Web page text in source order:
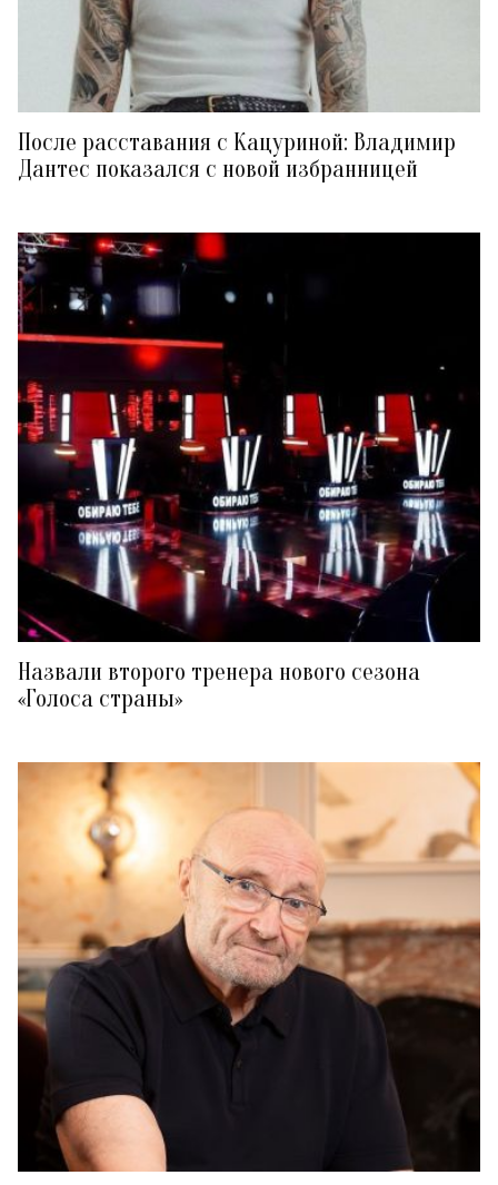
После расставания с Кацуриной: Владимир
Дантес показался с новой избранницей
Назвали второго тренера нового сезона
«Голоса страны»